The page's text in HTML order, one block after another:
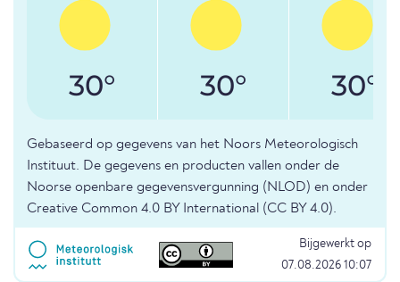
30° 30° 30°
Gebaseerd op gegevens van het Noors Meteorologisch
Instituut. De gegevens en producten vallen onder de
Noorse openbare gegevensvergunning (NLOD) en onder
Creative Common 4.0 BY International (CC BY 4.0).
Bijgewerkt op
07.08.2026 10:07